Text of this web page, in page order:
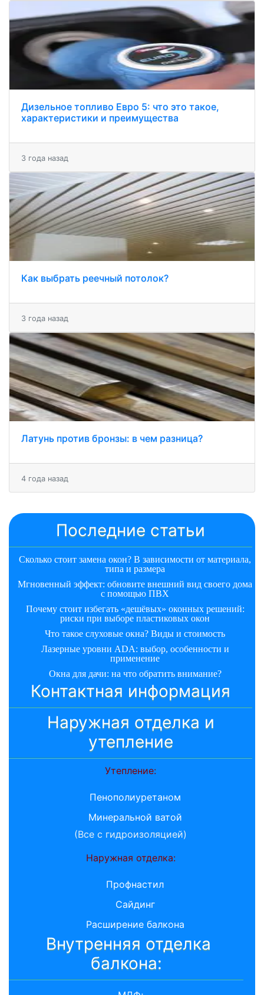
Дизельное топливо Евро 5: что это такое,
характеристики и преимущества
3 года назад
Как выбрать реечный потолок?
3 года назад
Латунь против бронзы: в чем разница?
4 года назад
Последние статьи
Сколько стоит замена окон? В зависимости от материала,
типа и размера
Мгновенный эффект: обновите внешний вид своего дома
с помощью ПВХ
Почему стоит избегать «дешёвых» оконных решений:
риски при выборе пластиковых окон
Что такое слуховые окна? Виды и стоимость
Лазерные уровни ADA: выбор, особенности и
применение
Окна для дачи: на что обратить внимание?
Контактная информация
Наружная отделка и
утепление
Утепление:
Пенополиуретаном
Минеральной ватой
(Все с гидроизоляцией)
Наружная отделка:
Профнастил
Сайдинг
Расширение балкона
Внутренняя отделка
балкона: